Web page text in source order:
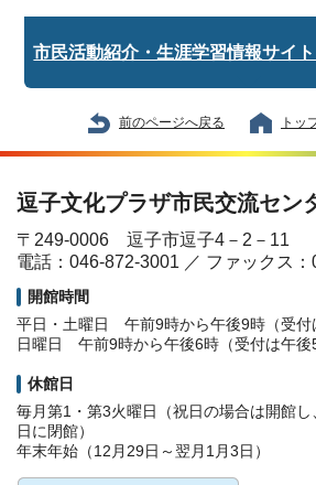
市民活動紹介・生涯学習情報サイ
前のページへ戻る トッ
逗子文化プラザ市民交流セン
〒249-0006 逗子市逗子4－2－11
電話：046-872-3001 ／ ファックス
開館時間
平日・土曜日 午前9時から午後9時（受付
日曜日 午前9時から午後6時（受付は午後5
休館日
毎月第1・第3火曜日（祝日の場合は開館
日に閉館）
年末年始（12月29日～翌月1月3日）